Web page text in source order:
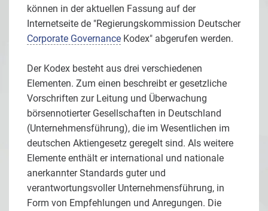
können in der aktuellen Fassung auf der
Internetseite de "Regierungskommission Deutscher
Corporate Governance Kodex" abgerufen werden.
Der Kodex besteht aus drei verschiedenen
Elementen. Zum einen beschreibt er gesetzliche
Vorschriften zur Leitung und Überwachung
börsennotierter Gesellschaften in Deutschland
(Unternehmensführung), die im Wesentlichen im
deutschen Aktiengesetz geregelt sind. Als weitere
Elemente enthält er international und nationale
anerkannter Standards guter und
verantwortungsvoller Unternehmensführung, in
Form von Empfehlungen und Anregungen. Die